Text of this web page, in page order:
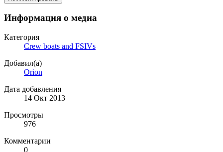
Информация о медиа
Категория
Crew boats and FSIVs
Добавил(а)
Orion
Дата добавления
14 Окт 2013
Просмотры
976
Комментарии
0